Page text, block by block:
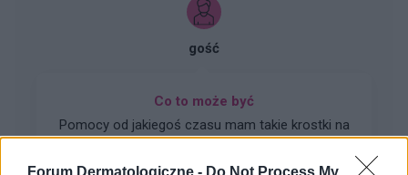
Forum Dermatologiczne - Do Not Process My
gość
Co to może być
Pomocy od jakiegoś czasu mam takie krostki na